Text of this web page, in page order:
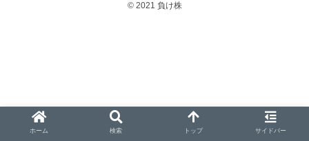
© 2021 負け株
ホーム 検索 トップ サイドバー